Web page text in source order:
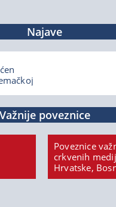
Najave
Važnije poveznice
Poveznice
crkvenih
Hrvatske,